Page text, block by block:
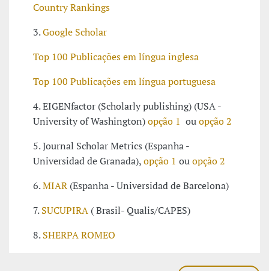
Country Rankings
3.Google Scholar
Top 100 Publicações em língua inglesa
Top 100 Publicações em língua portuguesa
4. EIGENfactor (Scholarly publishing) (USA -
University of Washington)opção 1 ouopção 2
5. Journal Scholar Metrics (Espanha -
Universidad de Granada),opção 1 ouopção 2
6.MIAR (Espanha - Universidad de Barcelona)
7.SUCUPIRA ( Brasil- Qualis/CAPES)
8.SHERPA ROMEO